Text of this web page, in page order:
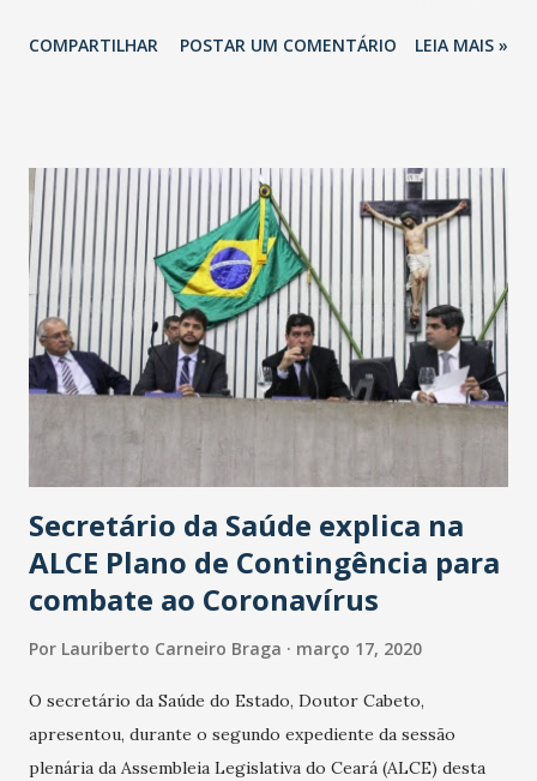
Havan Fortaleza ainda não foi anunciada oficialmente, mas
COMPARTILHAR POSTAR UM COMENTÁRIO LEIA MAIS »
Secretário da Saúde explica na
ALCE Plano de Contingência para
combate ao Coronavírus
Por Lauriberto Carneiro Braga março 17, 2020
O secretário da Saúde do Estado, Doutor Cabeto,
apresentou, durante o segundo expediente da sessão
plenária da Assembleia Legislativa do Ceará (ALCE) desta